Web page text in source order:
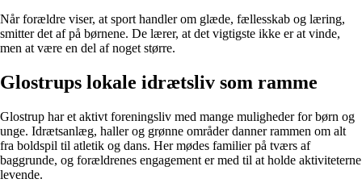
Når forældre viser, at sport handler om glæde, fællesskab og læring,
smitter det af på børnene. De lærer, at det vigtigste ikke er at vinde,
men at være en del af noget større.
Glostrups lokale idrætsliv som ramme
Glostrup har et aktivt foreningsliv med mange muligheder for børn og
unge. Idrætsanlæg, haller og grønne områder danner rammen om alt
fra boldspil til atletik og dans. Her mødes familier på tværs af
baggrunde, og forældrenes engagement er med til at holde aktiviteterne
levende.